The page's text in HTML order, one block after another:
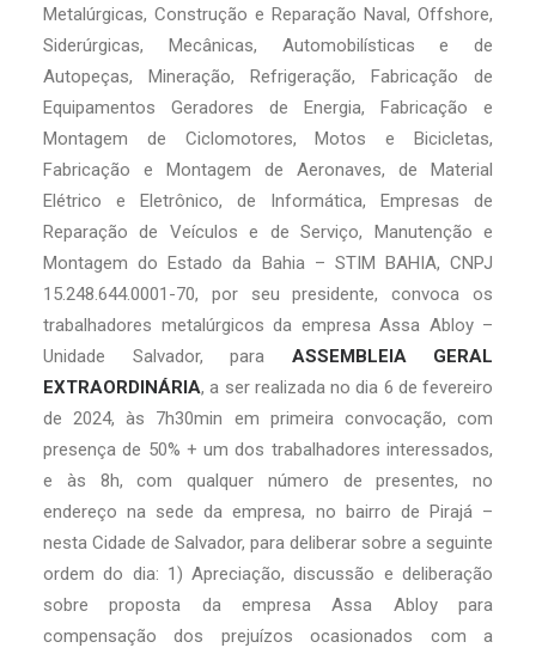
Metalúrgicas, Construção e Reparação Naval, Offshore,
Siderúrgicas, Mecânicas, Automobilísticas e de
Autopeças, Mineração, Refrigeração, Fabricação de
Equipamentos Geradores de Energia, Fabricação e
Montagem de Ciclomotores, Motos e Bicicletas,
Fabricação e Montagem de Aeronaves, de Material
Elétrico e Eletrônico, de Informática, Empresas de
Reparação de Veículos e de Serviço, Manutenção e
Montagem do Estado da Bahia – STIM BAHIA, CNPJ
15.248.644.0001-70, por seu presidente, convoca os
trabalhadores metalúrgicos da empresa Assa Abloy –
Unidade Salvador, para ASSEMBLEIA GERAL
EXTRAORDINÁRIA, a ser realizada no dia 6 de fevereiro
de 2024, às 7h30min em primeira convocação, com
presença de 50% + um dos trabalhadores interessados,
e às 8h, com qualquer número de presentes, no
endereço na sede da empresa, no bairro de Pirajá –
nesta Cidade de Salvador, para deliberar sobre a seguinte
ordem do dia: 1) Apreciação, discussão e deliberação
sobre proposta da empresa Assa Abloy para
compensação dos prejuízos ocasionados com a